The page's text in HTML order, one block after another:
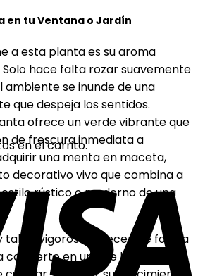
en el carrito.
en tu Ventana o Jardín
a esta planta es su aroma
hace falta rozar suavemente
ambiente se inunde de una
que despeja los sentidos.
ofrece un verde vibrante que
de frescura inmediata a
una menta en maceta,
decorativo vivo que combina a
rústico o moderno de una
tallos vigorosos crecen de forma
en una de las plantas